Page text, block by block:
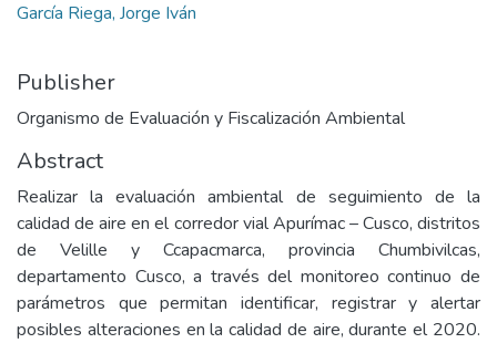
García Riega, Jorge Iván
Publisher
Organismo de Evaluación y Fiscalización Ambiental
Abstract
Realizar la evaluación ambiental de seguimiento de la
calidad de aire en el corredor vial Apurímac – Cusco, distritos
de Velille y Ccapacmarca, provincia Chumbivilcas,
departamento Cusco, a través del monitoreo continuo de
parámetros que permitan identificar, registrar y alertar
posibles alteraciones en la calidad de aire, durante el 2020.